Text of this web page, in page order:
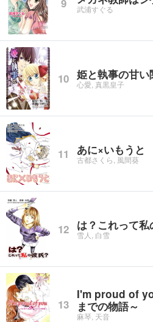
武浦すぐる
10 姫と執事の甘い
心愛, 真黒皇子
11 あに×いもうと
古都さくら, 風間葵
12 は？これって私
雪人, 白雪
13
I'm proud of
までの物語～
麻琴, 天音